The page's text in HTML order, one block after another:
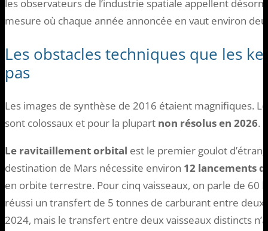
les observateurs de l’industrie spatiale appellent
mesure où chaque année annoncée en vaut environ
Les obstacles techniques que les
pas
Les images de synthèse de 2016 étaient magnifiques.
sont colossaux et pour la plupart non résolus en 2026.
Le ravitaillement orbital est le premier goulot
destination de Mars nécessite environ 12 lancements
en orbite terrestre. Pour cinq vaisseaux, on parle de 60
réussi un transfert de 5 tonnes de carburant entre
2024, mais le transfert entre deux vaisseaux distincts